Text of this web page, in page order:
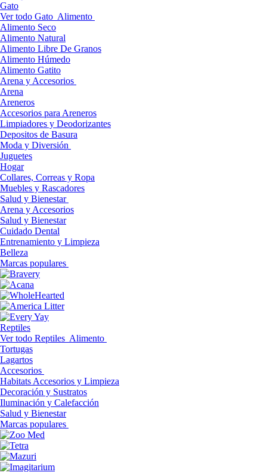
Gato
Ver todo Gato Alimento
Alimento Seco
Alimento Natural
Alimento Libre De Granos
Alimento Húmedo
Alimento Gatito
Arena y Accesorios
Arena
Areneros
Accesorios para Areneros
Limpiadores y Deodorizantes
Depositos de Basura
Moda y Diversión
Juguetes
Hogar
Collares, Correas y Ropa
Muebles y Rascadores
Salud y Bienestar
Arena y Accesorios
Salud y Bienestar
Cuidado Dental
Entrenamiento y Limpieza
Belleza
Marcas populares
Reptiles
Ver todo Reptiles Alimento
Tortugas
Lagartos
Accesorios
Habitats Accesorios y Limpieza
Decoración y Sustratos
Iluminación y Calefacción
Salud y Bienestar
Marcas populares